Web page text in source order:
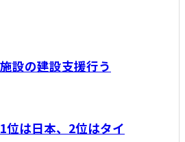
設の建設支援行う
位は日本、2位はタイ